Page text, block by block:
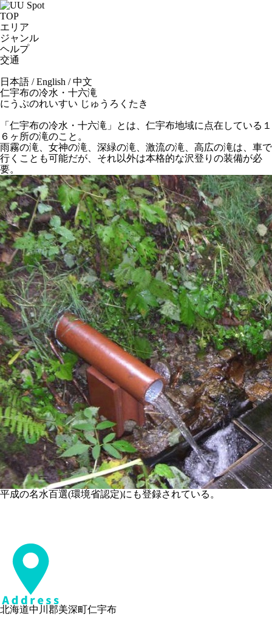
TOP
エリア
ジャンル
ヘルプ
交通
日本語 /English /中文
仁宇布の冷水・十六滝
にうぷのれいすい じゅうろくたき
「仁宇布の冷水・十六滝」とは、仁宇布地域に点在している１
６ヶ所の滝のこと。
雨霧の滝、女神の滝、深緑の滝、激流の滝、高広の滝は、車で
行くことも可能だが、それ以外は本格的な沢登りの装備が必
要。
平成の名水百選(環境省認定)にも登録されている。
北海道中川郡美深町仁宇布